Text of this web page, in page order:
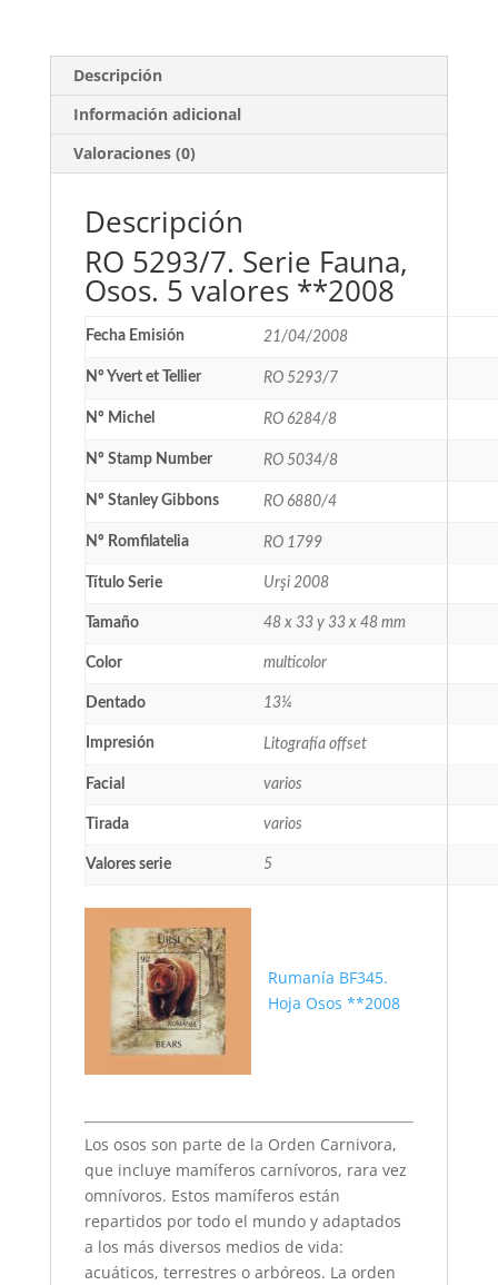
Descripción
Información adicional
Valoraciones (0)
Descripción
RO 5293/7. Serie Fauna,
Osos. 5 valores **2008
Fecha Emisión 21/04/2008
Nº Yvert et Tellier RO 5293/7
Nº Michel RO 6284/8
Nº Stamp Number RO 5034/8
Nº Stanley Gibbons RO 6880/4
Nº Romfilatelia RO 1799
Título Serie Urşi 2008
Tamaño 48 x 33 y 33 x 48 mm
Color multicolor
Dentado 13¼
Impresión Litografía offset
Facial varios
Tirada varios
Valores serie 5
Rumanía BF345.
Hoja Osos **2008
Los osos son parte de la Orden Carnivora,
que incluye mamíferos carnívoros, rara vez
omnívoros. Estos mamíferos están
repartidos por todo el mundo y adaptados
a los más diversos medios de vida:
acuáticos, terrestres o arbóreos. La orden